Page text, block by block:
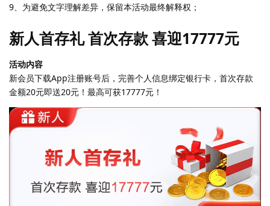
9、为避免文字理解差异，保留本活动最终解释权；
新人首存礼 首次存款 喜迎17777元
活动内容
新会员下载App注册账号后，完善个人信息绑定银行卡，首次存款
金额20元即送20元！最高可获17777元！